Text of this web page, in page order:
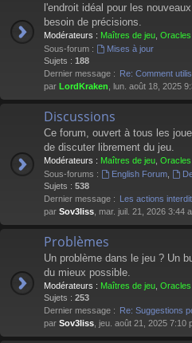
l'endroit idéal pour les
besoin de précisions.
Modérateurs : Maîtres de jeu Oracles
Sous-forum :
Mises à jour
Sujets : 188
Dernier message : Re: Comment
par LordKraken , lun. août 18, 2025
Discussions
Ce forum, ouvert à tous les
de discuter librement du jeu.
Modérateurs : Maîtres de jeu Oracles
Sous-forums :
English Forum,
Sujets : 538
Dernier message : Les actions
par Sov3liss , mar. juil. 21, 2026 3:44
Problèmes
Un problème dans le jeu ? Un
du mieux possible.
Modérateurs : Maîtres de jeu Oracles
Sujets : 253
Dernier message : Re: Suggestions
par Sov3liss , jeu. août 21, 2025 7:10